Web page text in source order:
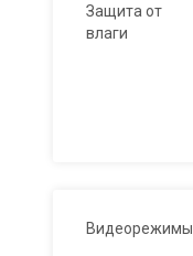
Защита от
влаги
Видеорежимы